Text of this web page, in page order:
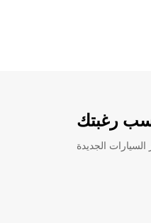
رغبتك
السيارات الجديدة